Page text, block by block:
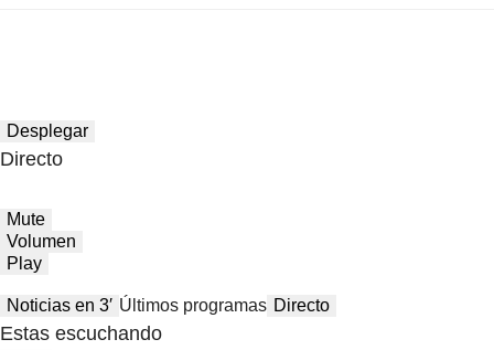
Desplegar
Directo
Mute
Volumen
Play
Noticias en 3′ Últimos programas Directo
Estas escuchando